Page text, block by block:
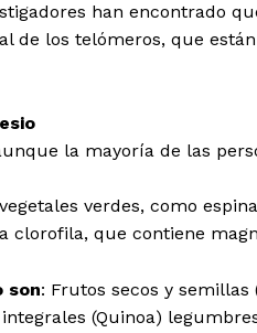
han encontrado
de los telómeros, que
la mayoría de las
verdes, como
clorofila, que contiene
son: Frutos secos y
(Quinoa)